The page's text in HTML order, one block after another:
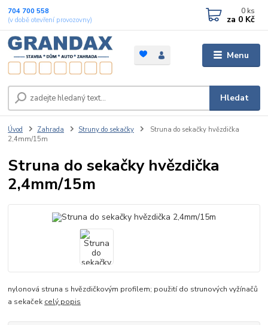
Menu
Hledat
704 700 558
(v době otevření provozovny)
0 ks
za 0 Kč
Úvod Zahrada Struny do sekačky
Struna do sekačky hvězdička
2,4mm/15m
Struna do sekačky hvězdička
2,4mm/15m
nylonová struna s hvězdičkovým profilem; použití do strunových vyžínačů
a sekaček celý popis